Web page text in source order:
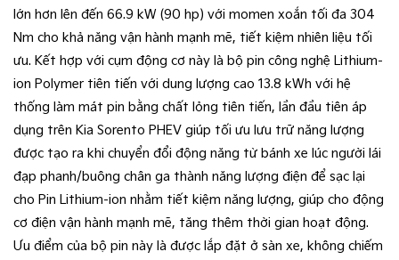
lớn hơn lên đến 66.9 kW (90 hp) với momen xoắn tối đa 304
Nm cho khả năng vận hành mạnh mẽ, tiết kiệm nhiên liệu tối
ưu. Kết hợp với cụm động cơ này là bộ pin công nghệ Lithium-
ion Polymer tiên tiến với dung lượng cao 13.8 kWh với hệ
thống làm mát pin bằng chất lỏng tiên tiến, lần đầu tiên áp
dụng trên Kia Sorento PHEV giúp tối ưu lưu trữ năng lượng
được tạo ra khi chuyển đổi động năng từ bánh xe lúc người lái
đạp phanh/buông chân ga thành năng lượng điện để sạc lại
cho Pin Lithium-ion nhằm tiết kiệm năng lượng, giúp cho động
cơ điện vận hành mạnh mẽ, tăng thêm thời gian hoạt động.
Ưu điểm của bộ pin này là được lắp đặt ở sàn xe, không chiếm